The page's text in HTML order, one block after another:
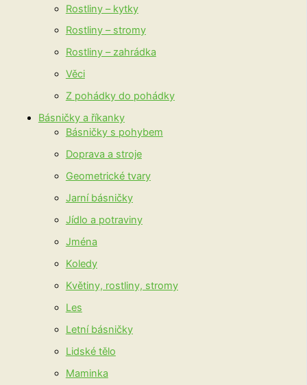
Rostliny – kytky
Rostliny – stromy
Rostliny – zahrádka
Věci
Z pohádky do pohádky
Básničky a říkanky
Básničky s pohybem
Doprava a stroje
Geometrické tvary
Jarní básničky
Jídlo a potraviny
Jména
Koledy
Květiny, rostliny, stromy
Les
Letní básničky
Lidské tělo
Maminka